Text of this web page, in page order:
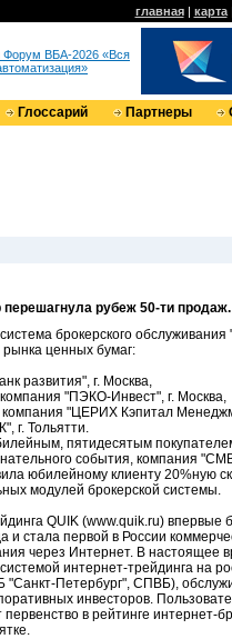
главная| карта|
Форум ВБА-2026 «Вся
Глоссарий Партнеры
рубеж 50-ти продаж.
брокерского
ценных бумаг:
развития", г. Москва,
"ПЭКО-Инвест", г. Москва,
"ЦЕРИХ Кэпитал
г. Тольятти.
пятидесятым
события, компания
юбилейному клиенту 20%ную
модулей брокерской системы.
QUIK (www.quik.ru) впервые
и стала первой в России
через Интернет. В настоящее
интернет-трейдинга на
Петербург", СПВБ),
инвесторов.
в рейтинге интернет-